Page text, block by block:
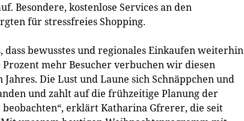
Besondere, kostenlose Services an den
für stressfreies Shopping.
bewusstes und regionales Einkaufen weiterhin
mehr Besucher verbuchen wir diesen
Die Lust und Laune sich Schnäppchen und
und zahlt auf die frühzeitige Planung der
erklärt Katharina Gfrerer, die seit